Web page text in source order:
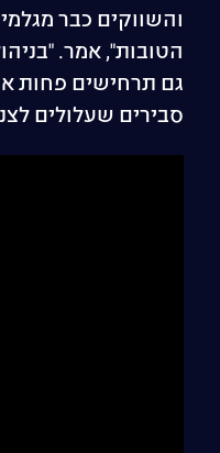
והשווקים כבר
הטובות", אמר.
גם תרחישים פחות
סבירים שעלולים